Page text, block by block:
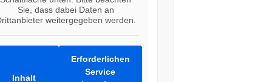
Sie, dass dabei Daten an
weitergegeben werden.
Inhalt
Erforderlichen
Service